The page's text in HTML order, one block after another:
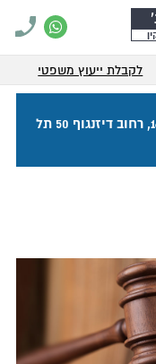
לקבלת ייעוץ משפטי
כתובתנו: מגדל על דיזנגוף סנטר קומה 16, רחוב דיזנגוף 50 תל